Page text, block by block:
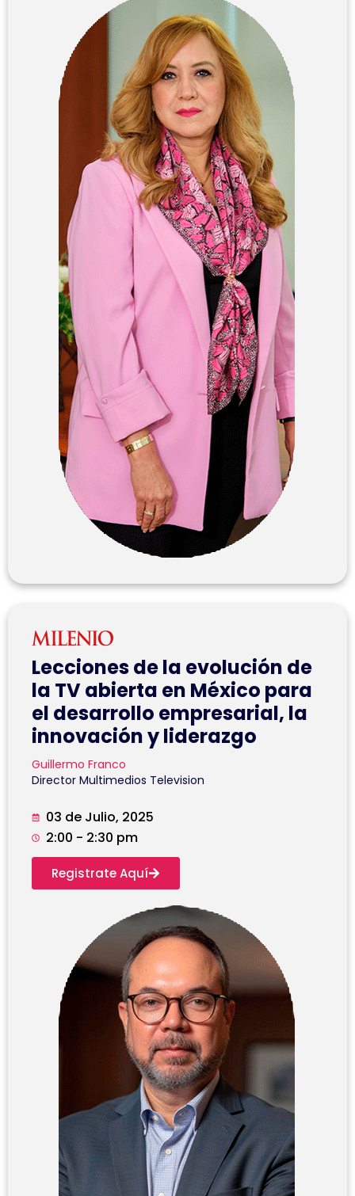
Lecciones de la evolución de
la TV abierta en México para
el desarrollo empresarial, la
innovación y liderazgo
Guillermo Franco
Director Multimedios Television
03 de Julio, 2025
2:00 - 2:30 pm
Registrate Aquí